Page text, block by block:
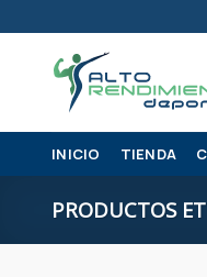
to
content
INICIO TIENDA
PRODUCTOS